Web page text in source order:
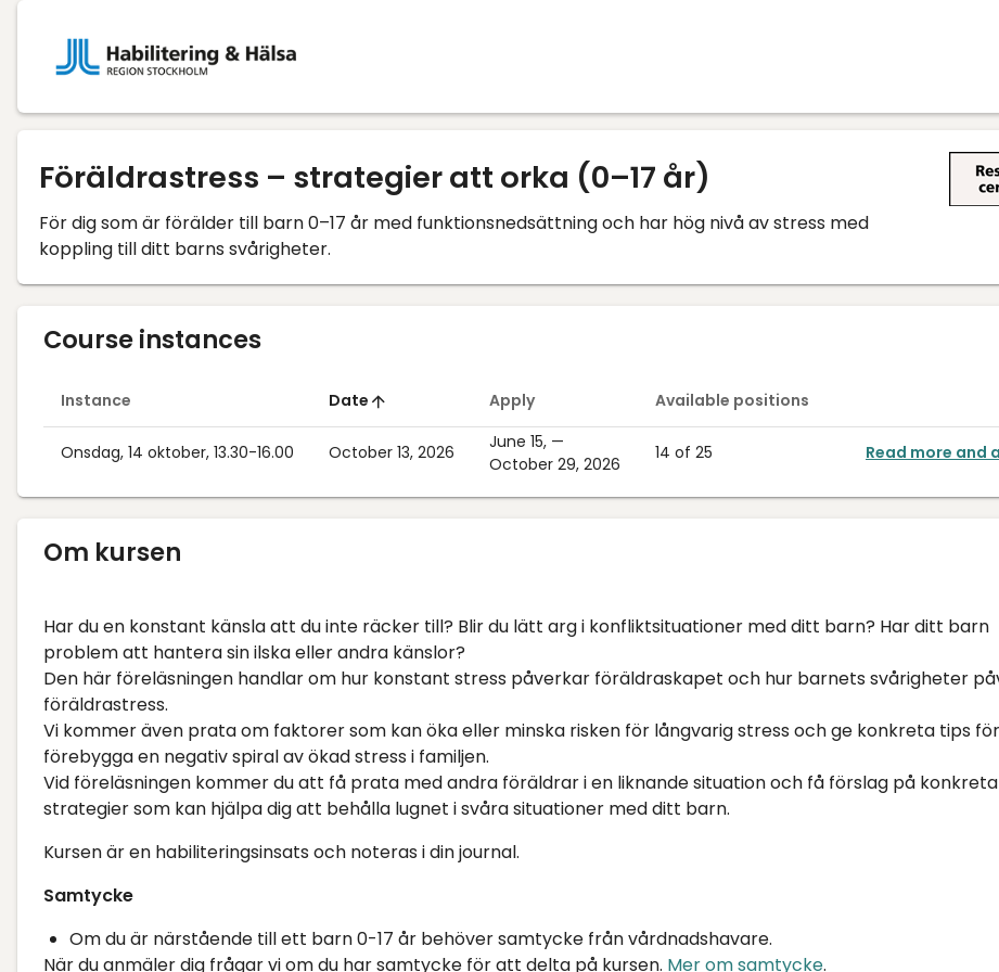
Föräldrastress – strategier att orka (0–17 år)
För dig som är förälder till barn 0–17 år med funktionsnedsättning och har hög nivå av stress med
koppling till ditt barns svårigheter.
Course instances
Instance Date Apply Available positions
Onsdag, 14 oktober, 13.30-16.00 October 13, 2026 June 15, —
October 29, 2026
14 of 25 Read more and
Om kursen
Har du en konstant känsla att du inte räcker till? Blir du lätt arg i konfliktsituationer med ditt barn? Har ditt barn
problem att hantera sin ilska eller andra känslor?
Den här föreläsningen handlar om hur konstant stress påverkar föräldraskapet och hur barnets svårigheter
föräldrastress.
Vi kommer även prata om faktorer som kan öka eller minska risken för långvarig stress och ge konkreta tips
förebygga en negativ spiral av ökad stress i familjen.
Vid föreläsningen kommer du att få prata med andra föräldrar i en liknande situation och få förslag på konkreta
strategier som kan hjälpa dig att behålla lugnet i svåra situationer med ditt barn.
Kursen är en habiliteringsinsats och noteras i din journal.
Samtycke
Om du är närstående till ett barn 0-17 år behöver samtycke från vårdnadshavare.
När du anmäler dig frågar vi om du har samtycke för att delta på kursen. Mer om samtycke.